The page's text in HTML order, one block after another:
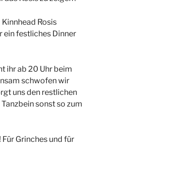
Kinnhead Rosis
ein festliches Dinner
ihr ab 20 Uhr beim
schwofen wir
uns den restlichen
sonst so zum
Für Grinches und für